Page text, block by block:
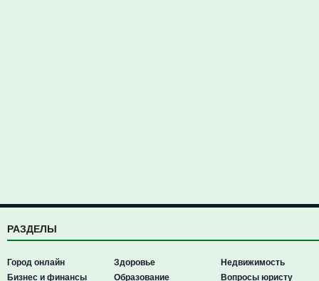
РАЗДЕЛЫ
Город онлайн
Бизнес и финансы
Здоровье
Образование
Недвижимость
Вопросы юристу